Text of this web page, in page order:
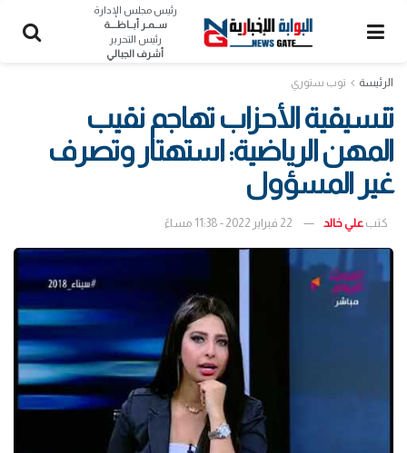
رئيس مجلس الإدارة
ســمـر أبــاظــــة
رئيس التحرير
أشرف الجبالي
الرئيسة توب ستوري
تنسيقية الأحزاب تهاجم نقيب
المهن الرياضية: استهتار وتصرف
غير المسؤول
كتب علي خالد 22 فبراير 2022 - 11:38 مساءً